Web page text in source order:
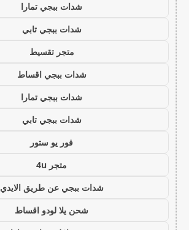
شدات ببجي تمارا
شدات ببجي تابي
متجر تقسيط
شدات ببجي اقساط
شدات ببجي تمارا
شدات ببجي تابي
فور يو ستور
متجر 4u
شدات ببجي عن طريق الايدي
شحن يلا لودو اقساط